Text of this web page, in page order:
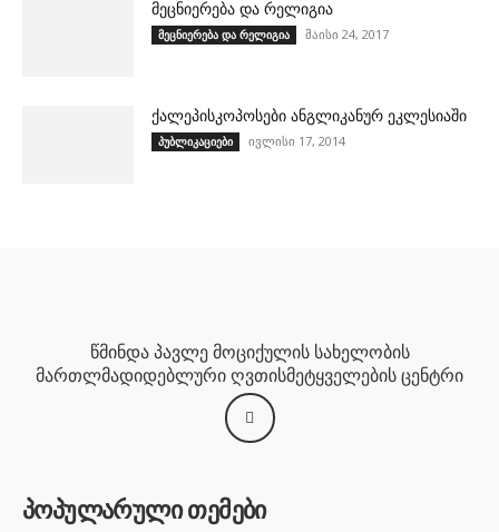
მეცნიერება და რელიგია
მეცნიერება და რელიგია მაისი 24, 2017
ქალეპისკოპოსები ანგლიკანურ ეკლესიაში
პუბლიკაციები ივლისი 17, 2014
წმინდა პავლე მოციქულის სახელობის
მართლმადიდებლური ღვთისმეტყველების ცენტრი
პოპულარული თემები